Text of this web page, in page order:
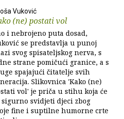
Vuković
(ne) postati vol
i nebrojeno puta dosad,
se predstavlja u punoj
svog spisateljskog nerva, s
strane pomičući granice, a s
spajajući čitatelje svih
Slikovnica 'Kako (ne)
vol' je priča u stihu koja će
sigurno svidjeti djeci zbog
fine i suptilne humorne crte